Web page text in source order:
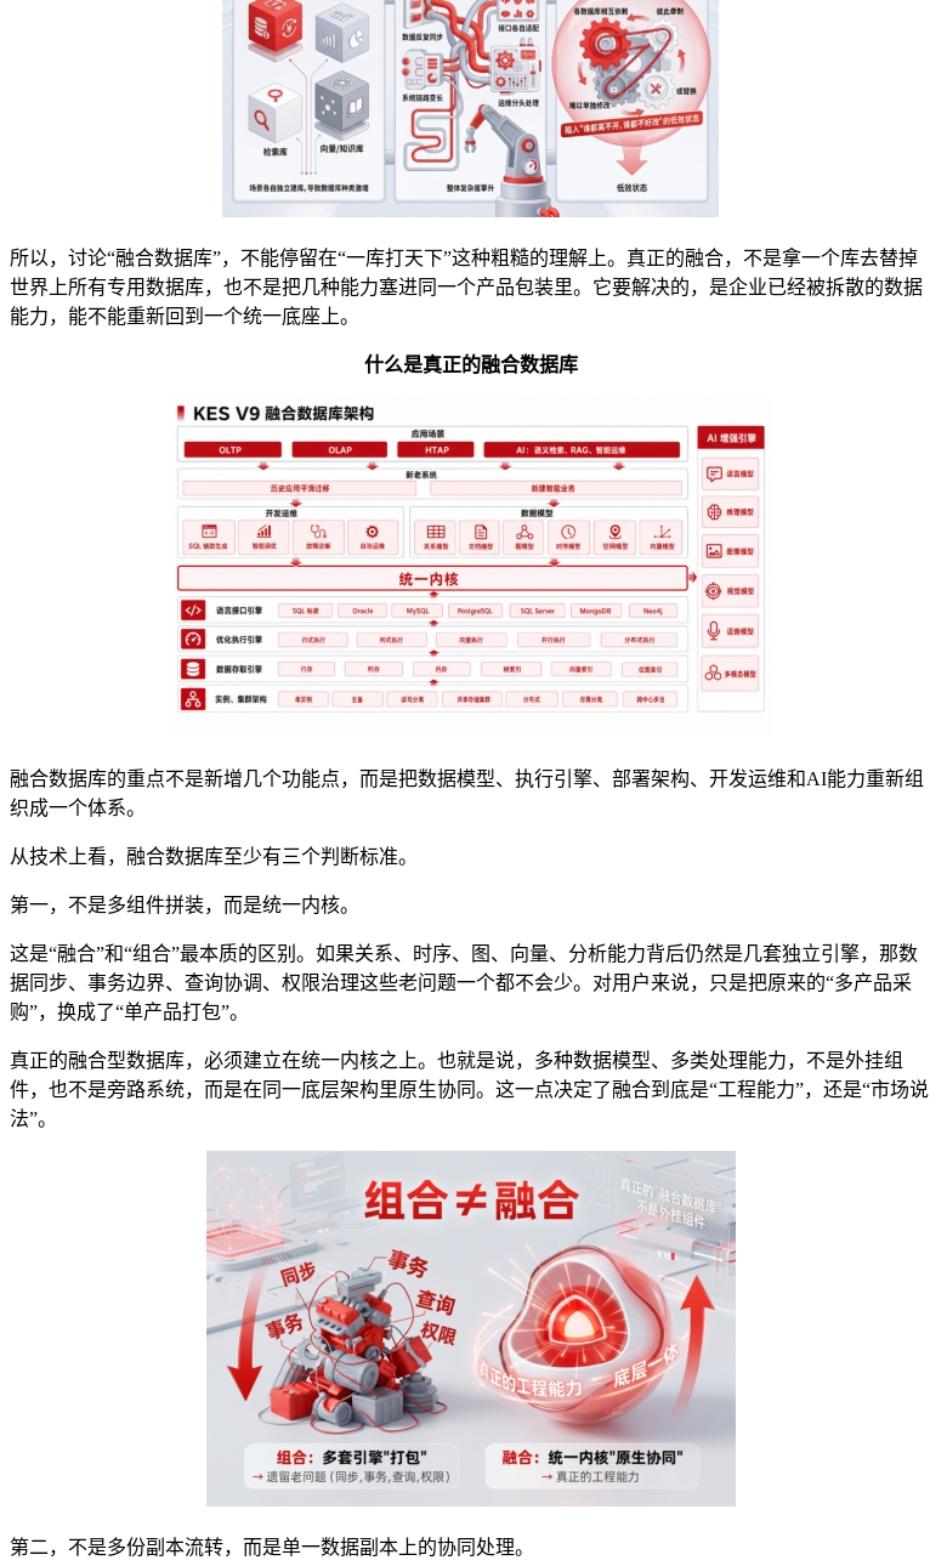
所以，讨论“融合数据库”，不能停留在“一库打天下”这种粗糙的理解上。真正的融合，不是拿一个库去替掉
世界上所有专用数据库，也不是把几种能力塞进同一个产品包装里。它要解决的，是企业已经被拆散的数据
能力，能不能重新回到一个统一底座上。
什么是真正的融合数据库
融合数据库的重点不是新增几个功能点，而是把数据模型、执行引擎、部署架构、开发运维和AI能力重新组
织成一个体系。
从技术上看，融合数据库至少有三个判断标准。
第一，不是多组件拼装，而是统一内核。
这是“融合”和“组合”最本质的区别。如果关系、时序、图、向量、分析能力背后仍然是几套独立引擎，那数
据同步、事务边界、查询协调、权限治理这些老问题一个都不会少。对用户来说，只是把原来的“多产品采
购”，换成了“单产品打包”。
真正的融合型数据库，必须建立在统一内核之上。也就是说，多种数据模型、多类处理能力，不是外挂组
件，也不是旁路系统，而是在同一底层架构里原生协同。这一点决定了融合到底是“工程能力”，还是“市场说
法”。
第二，不是多份副本流转，而是单一数据副本上的协同处理。